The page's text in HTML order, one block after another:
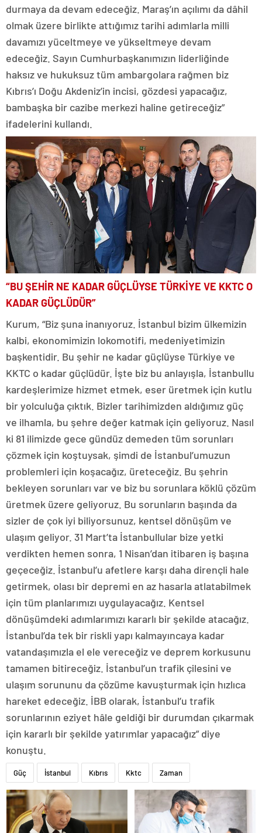
durmaya da devam edeceğiz. Maraş’ın açılımı da dâhil
olmak üzere birlikte attığımız tarihi adımlarla milli
davamızı yüceltmeye ve yükseltmeye devam
edeceğiz. Sayın Cumhurbaşkanımızın liderliğinde
haksız ve hukuksuz tüm ambargolara rağmen biz
Kıbrıs’ı Doğu Akdeniz’in incisi, gözdesi yapacağız,
bambaşka bir cazibe merkezi haline getireceğiz”
ifadelerini kullandı.
“BU ŞEHİR NE KADAR GÜÇLÜYSE TÜRKİYE VE KKTC O
KADAR GÜÇLÜDÜR”
Kurum, “Biz şuna inanıyoruz. İstanbul bizim ülkemizin
kalbi, ekonomimizin lokomotifi, medeniyetimizin
başkentidir. Bu şehir ne kadar güçlüyse Türkiye ve
KKTC o kadar güçlüdür. İşte biz bu anlayışla, İstanbullu
kardeşlerimize hizmet etmek, eser üretmek için kutlu
bir yolculuğa çıktık. Bizler tarihimizden aldığımız güç
ve ilhamla, bu şehre değer katmak için geliyoruz. Nasıl
ki 81 ilimizde gece gündüz demeden tüm sorunları
çözmek için koştuysak, şimdi de İstanbul’umuzun
problemleri için koşacağız, üreteceğiz. Bu şehrin
bekleyen sorunları var ve biz bu sorunlara köklü çözüm
üretmek üzere geliyoruz. Bu sorunların başında da
sizler de çok iyi biliyorsunuz, kentsel dönüşüm ve
ulaşım geliyor. 31 Mart’ta İstanbullular bize yetki
verdikten hemen sonra, 1 Nisan’dan itibaren iş başına
geçeceğiz. İstanbul’u afetlere karşı daha dirençli hale
getirmek, olası bir depremi en az hasarla atlatabilmek
için tüm planlarımızı uygulayacağız. Kentsel
dönüşümdeki adımlarımızı kararlı bir şekilde atacağız.
İstanbul’da tek bir riskli yapı kalmayıncaya kadar
vatandaşımızla el ele vereceğiz ve deprem korkusunu
tamamen bitireceğiz. İstanbul’un trafik çilesini ve
ulaşım sorununu da çözüme kavuşturmak için hızlıca
hareket edeceğiz. İBB olarak, İstanbul’u trafik
sorunlarının eziyet hâle geldiği bir durumdan çıkarmak
için kararlı bir şekilde yatırımlar yapacağız” diye
konuştu.
Güç İstanbul Kıbrıs Kktc Zaman